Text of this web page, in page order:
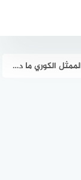
الكوري ما دونغ سو